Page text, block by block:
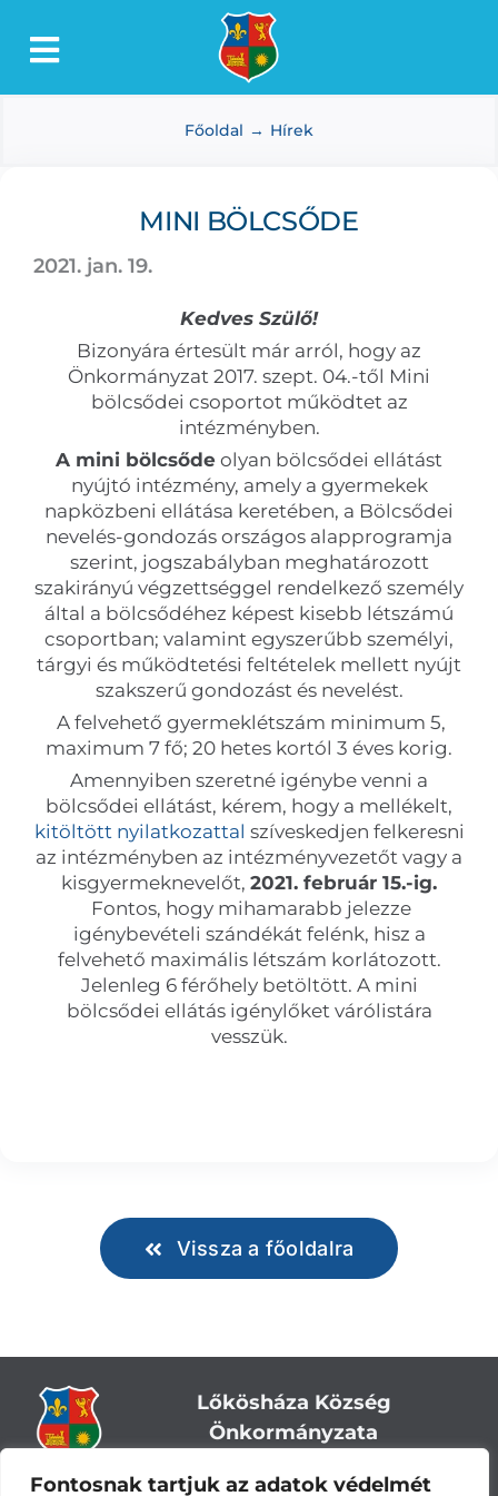
Fontosnak tartjuk az adatok védelmét
Toggle
Lőkösháza
Dokumentumtár
Média
Főoldal Hírek
MINI BÖLCSŐDE
2021. jan. 19.
Kedves Szülő!
Bizonyára értesült már arról, hogy az
Önkormányzat 2017. szept. 04.-től Mini
bölcsődei csoportot működtet az
intézményben.
A mini bölcsőde olyan bölcsődei ellátást
nyújtó intézmény, amely a gyermekek
napközbeni ellátása keretében, a Bölcsődei
nevelés-gondozás országos alapprogramja
szerint, jogszabályban meghatározott
szakirányú végzettséggel rendelkező személy
által a bölcsődéhez képest kisebb létszámú
csoportban; valamint egyszerűbb személyi,
tárgyi és működtetési feltételek mellett nyújt
szakszerű gondozást és nevelést.
A felvehető gyermeklétszám minimum 5,
maximum 7 fő; 20 hetes kortól 3 éves korig.
Amennyiben szeretné igénybe venni a
bölcsődei ellátást, kérem, hogy a mellékelt,
kitöltött nyilatkozattal szíveskedjen felkeresni
az intézményben az intézményvezetőt vagy a
kisgyermeknevelőt, 2021. február 15.-ig.
Fontos, hogy mihamarabb jelezze
igénybevételi szándékát felénk, hisz a
felvehető maximális létszám korlátozott.
Jelenleg 6 férőhely betöltött. A mini
bölcsődei ellátás igénylőket várólistára
vesszük.
Vissza a főoldalra
Lőkösháza Község
Önkormányzata
Cím:5743 Lőkösháza, Eleki út 28.